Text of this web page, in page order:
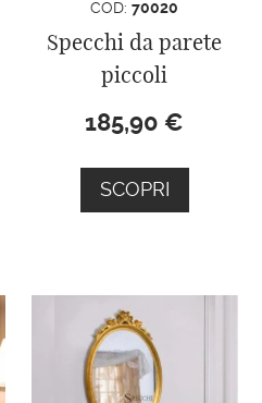
COD:70020
Specchi da parete
piccoli
185,90 €
SCOPRI